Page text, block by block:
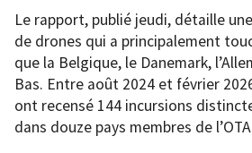
Le rapport, publié jeudi, détaille
de drones qui a principalement
que la Belgique, le Danemark,
Bas. Entre août 2024 et février
ont recensé 144 incursions
dans douze pays membres de